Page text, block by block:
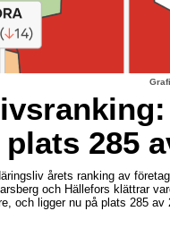
285
årets ranking av
och Hällefors klättrar
och ligger nu på plats 285 av